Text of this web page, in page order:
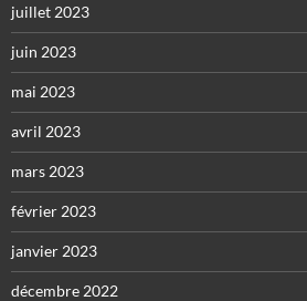
juillet 2023
juin 2023
mai 2023
avril 2023
mars 2023
février 2023
janvier 2023
décembre 2022